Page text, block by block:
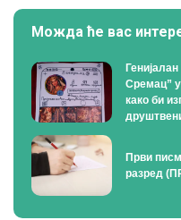
Можда ће вас
Сремац”
како би
Први
разред